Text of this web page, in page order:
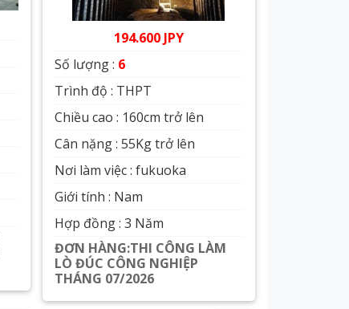
194.600 JPY
Số lượng : 6
Trình độ : THPT
Chiều cao : 160cm trở lên
Cân nặng : 55Kg trở lên
Nơi làm việc : fukuoka
Giới tính : Nam
Hợp đồng : 3 Năm
ĐƠN HÀNG:THI CÔNG LÀM
LÒ ĐÚC CÔNG NGHIỆP
THÁNG 07/2026
Xem chi tiết